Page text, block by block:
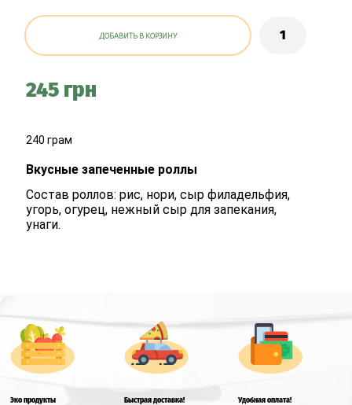
ДОБАВИТЬ В КОРЗИНУ
245 грн
240 грам
Вкусные запеченные роллы
Состав роллов: рис, нори, сыр филадельфия,
угорь, огурец, нежный сыр для запекания,
унаги.
Эко продукты Быстрая доставка! Удобная оплата!